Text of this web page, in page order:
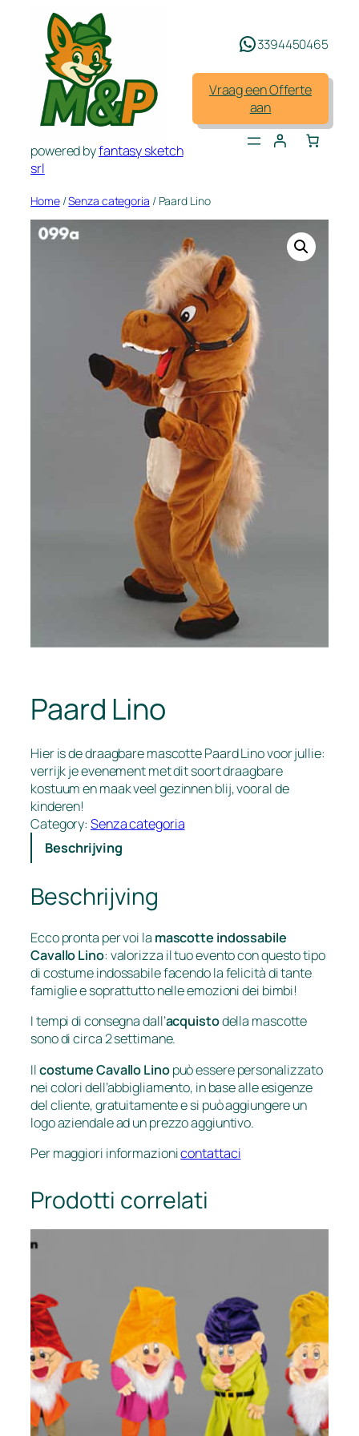
powered byfantasy sketch
srl
3394450465
Vraag een Offerte
aan
Home/Senza categoria / Paard Lino
Paard Lino
Hier is de draagbare mascotte Paard Lino voor jullie:
verrijk je evenement met dit soort draagbare
kostuum en maak veel gezinnen blij, vooral de
kinderen!
Category:Senza categoria
Beschrijving
Beschrijving
Ecco pronta per voi la mascotte indossabile
Cavallo Lino: valorizza il tuo evento con questo tipo
di costume indossabile facendo la felicità di tante
famiglie e soprattutto nelle emozioni dei bimbi!
I tempi di consegna dall’acquistodella mascotte
sono di circa 2 settimane.
Ilcostume Cavallo Linopuò essere personalizzato
nei colori dell’abbigliamento, in base alle esigenze
del cliente, gratuitamente e si può aggiungere un
logo aziendale ad un prezzo aggiuntivo.
Per maggiori informazionicontattaci
Prodotti correlati